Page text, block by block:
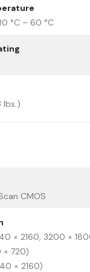
°C – 60 °C
lbs.)
CMOS
× 2160, 3200 ×
× 720)
× 2160)